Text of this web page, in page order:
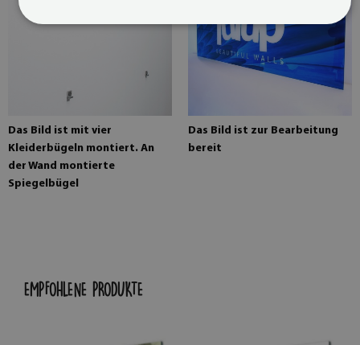
Das Bild ist mit vier
Kleiderbügeln montiert. An
der Wand montierte
Spiegelbügel
Das Bild ist zur Bearbeitung
bereit
EMPFOHLENE PRODUKTE